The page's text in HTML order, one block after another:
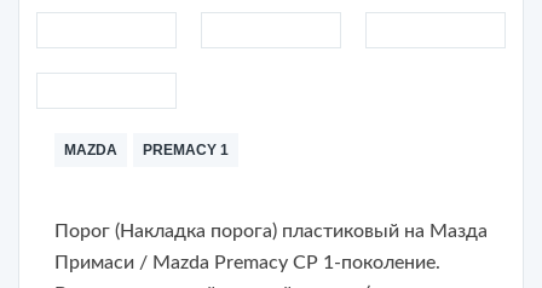
MAZDA PREMACY 1
Порог (Накладка порога) пластиковый на Мазда
Примаси / Mazda Premacy CP 1-поколение.